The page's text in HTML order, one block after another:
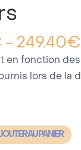
– 249.40€
en fonction
lors de la
AU PANIER